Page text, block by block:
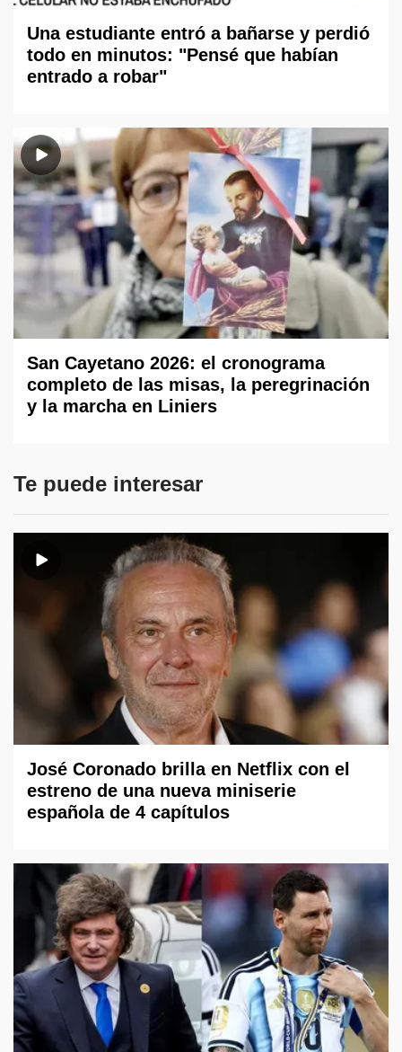
Una estudiante entró a bañarse y perdió
todo en minutos: "Pensé que habían
entrado a robar"
San Cayetano 2026: el cronograma
completo de las misas, la peregrinación
y la marcha en Liniers
Te puede interesar
José Coronado brilla en Netflix con el
estreno de una nueva miniserie
española de 4 capítulos